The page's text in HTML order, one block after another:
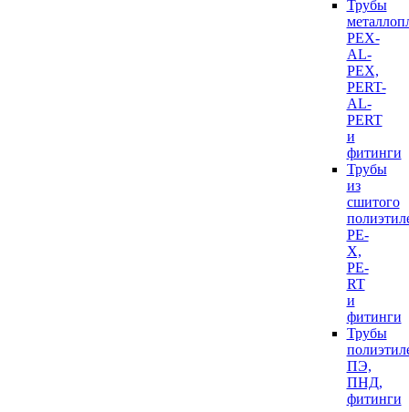
Трубы
PEX-
AL-
PEX,
PERT-
AL-
PERT
и
фитинги
Трубы
из
сшитого
PE-
X,
PE-
RT
и
фитинги
Трубы
ПЭ,
ПНД,
фитинги